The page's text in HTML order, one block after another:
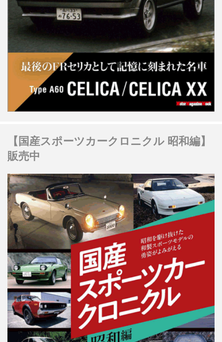
【国産スポーツカークロニクル 昭和編】
販売中